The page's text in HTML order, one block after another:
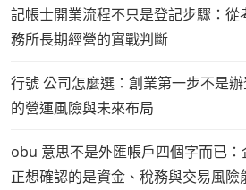
記帳士開業流程不只是登記步驟：
務所長期經營的實戰判斷
行號 公司怎麼選：創業第一步不是
的營運風險與未來布局
obu 意思不是外匯帳戶四個字而已
正想確認的是資金、稅務與交易風險